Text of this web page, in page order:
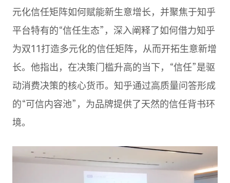
元化信任矩阵如何赋能新生意增长，并聚焦于知乎
平台特有的“信任生态”，深入阐释了如何借力知乎
为双11打造多元化的信任矩阵，从而开拓生意新增
长。他指出，在决策门槛升高的当下，“信任”是驱
动消费决策的核心货币。知乎通过高质量问答形成
的“可信内容池”，为品牌提供了天然的信任背书环
境。